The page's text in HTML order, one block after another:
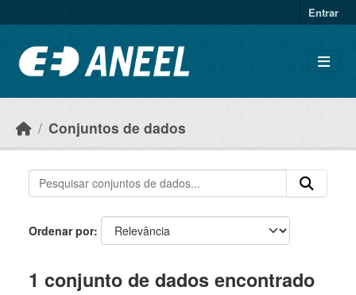
Entrar
Conjuntos de dados
Ordenar por
1 conjunto de dados encontrado